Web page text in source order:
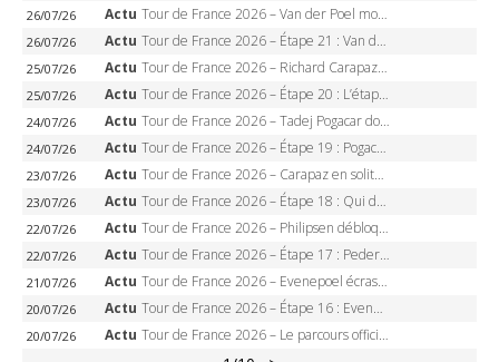
26/07/26 Actu Tour de France 2026 – Van der Poel monumental à Paris, Pogacar égale le record des cinq sacres
26/07/26 Actu Tour de France 2026 – Étape 21 : Van der Poel, Pogacar, qui succédera à Wout van Aert sur les Champs-Elysées ?
25/07/26 Actu Tour de France 2026 – Richard Carapaz roi des Alpes, doublé et maillot à pois, Seixas perd le podium
25/07/26 Actu Tour de France 2026 – Étape 20 : L’étape reine, Galibier, Sarenne, Alpe d’Huez, qui succédera à Pogacar ?
24/07/26 Actu Tour de France 2026 – Tadej Pogacar dompte l’Alpe d’Huez, 5e victoire, record de Pantani pulvérisé
24/07/26 Actu Tour de France 2026 – Étape 19 : Pogacar peut-il enfin dompter l’Alpe d’Huez ?
23/07/26 Actu Tour de France 2026 – Carapaz en solitaire à Orcières-Merlette, Paret-Peintre à un point du maillot à pois
23/07/26 Actu Tour de France 2026 – Étape 18 : Qui domptera Orcières-Merlette, première marche vers l’Alpe d’Huez ?
22/07/26 Actu Tour de France 2026 – Philipsen débloque son compteur à Voiron, Pedersen en danger pour le maillot vert
22/07/26 Actu Tour de France 2026 – Étape 17 : Pedersen peut-il verrouiller le maillot vert à Voiron ?
21/07/26 Actu Tour de France 2026 – Evenepoel écrase le chrono d’Évian, Seixas 4e, Lipowitz abandonne
20/07/26 Actu Tour de France 2026 – Étape 16 : Evenepoel, Pogacar, Ganna… qui domptera le chrono d’Évian pour redessiner le podium ?
20/07/26 Actu Tour de France 2026 – Le parcours officiel complet : 21 étapes, profils, carte et dates